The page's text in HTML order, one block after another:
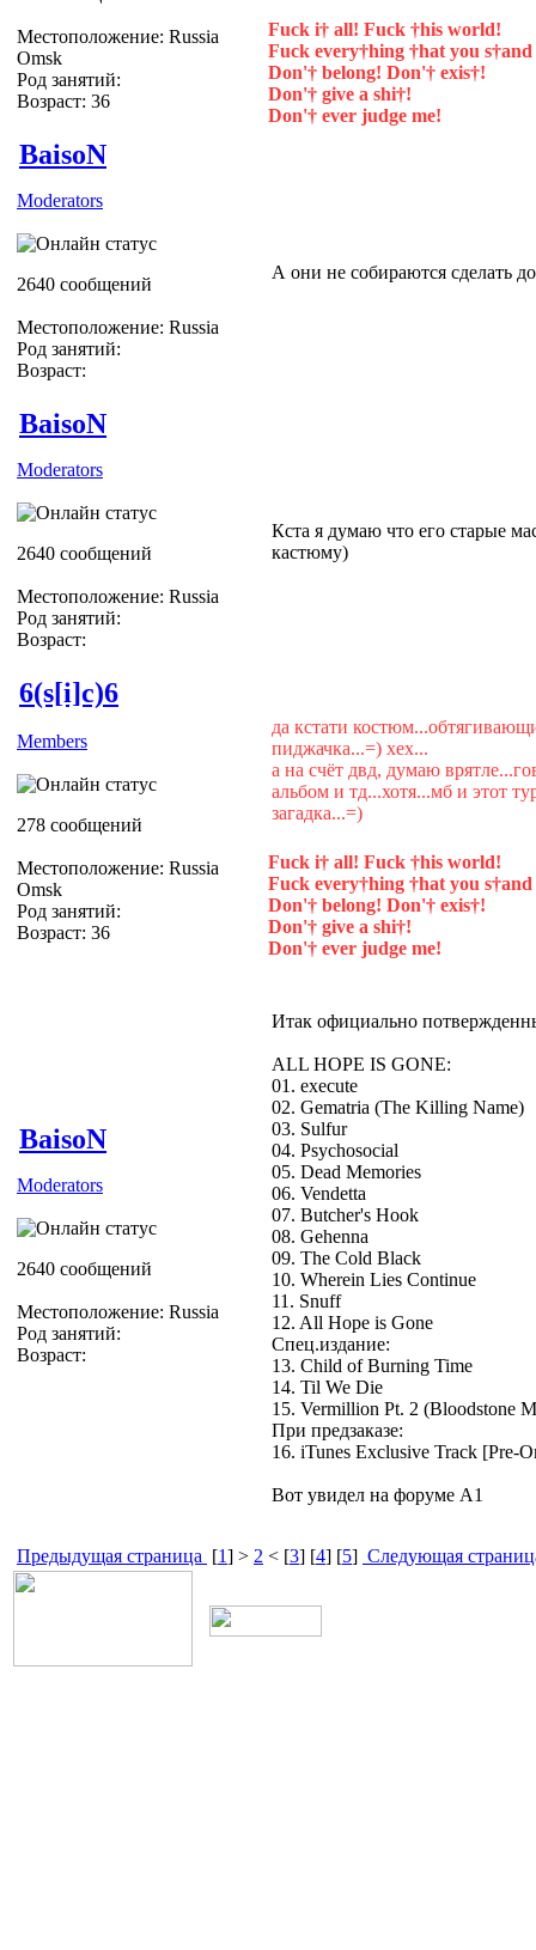
Местоположение: Russia
Omsk
Род занятий:
Возраст: 36
Fuck i† all! Fuck †his world!
Fuck every†hing †hat you
Don'† belong! Don'† exis†!
Don'† give a shi†!
Don'† ever judge me!
BaisoN
Moderators
2640 сообщений
Местоположение: Russia
Род занятий:
Возраст:
А они не собираются сделать
BaisoN
Moderators
2640 сообщений
Местоположение: Russia
Род занятий:
Возраст:
Кста я думаю что его старые
кастюму)
6(s[i]c)6
Members
278 сообщений
Местоположение: Russia
Omsk
Род занятий:
Возраст: 36
да кстати
пиджачка...=) хех...
а на счёт двд, думаю
альбом и тд...хотя...мб и этот
загадка...=)
Fuck i† all! Fuck †his world!
Fuck every†hing †hat you
Don'† belong! Don'† exis†!
Don'† give a shi†!
Don'† ever judge me!
BaisoN
Moderators
2640 сообщений
Местоположение: Russia
Род занятий:
Возраст:
Итак официально
ALL HOPE IS GONE:
01. execute
02. Gematria (The Killing Name)
03. Sulfur
04. Psychosocial
05. Dead Memories
06. Vendetta
07. Butcher's Hook
08. Gehenna
09. The Cold Black
10. Wherein Lies Continue
11. Snuff
12. All Hope is Gone
Спец.издание:
13. Child of Burning Time
14. Til We Die
15. Vermillion Pt. 2 (Bloodstone
При предзаказе:
16. iTunes Exclusive Track [Pre-
Вот увидел на форуме А1
Предыдущая страница [1] > 2 < [3] [4] [5] Следующая